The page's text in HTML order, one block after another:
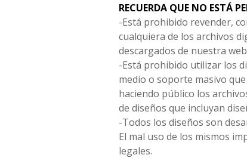
RECUERDA QUE NO ESTÁ
-Está prohibido revender,
cualquiera de los archivos
descargados de nuestra
-Está prohibido utilizar los
medio o soporte masivo
haciendo público los
de diseños que incluyan
-Todos los diseños son
El mal uso de los mismos
legales.